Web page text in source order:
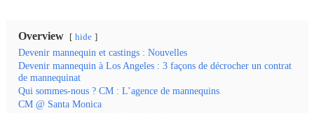
NouvellesFaces
Curvé
Overview hide
Devenir mannequin et castings : Nouvelles
Devenir mannequin à Los Angeles : 3 façons de décrocher un contrat
de mannequinat
Qui sommes-nous ? CM : L’agence de mannequins
CM @ Santa Monica